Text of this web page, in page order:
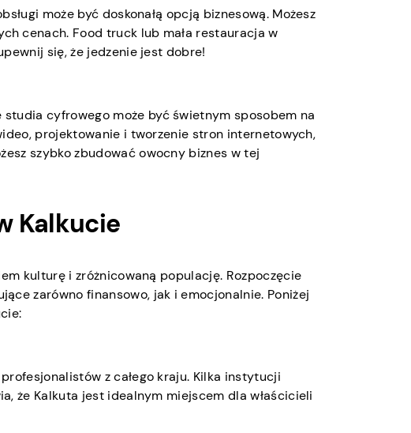
może być doskonałą opcją biznesową. Możesz
cenach. Food truck lub mała restauracja w
się, że jedzenie jest dobre!
studia cyfrowego może być świetnym sposobem na
projektowanie i tworzenie stron internetowych,
szybko zbudować owocny biznes w tej
Kalkucie
kulturę i zróżnicowaną populację. Rozpoczęcie
zarówno finansowo, jak i emocjonalnie. Poniżej
z całego kraju. Kilka instytucji
że Kalkuta jest idealnym miejscem dla właścicieli